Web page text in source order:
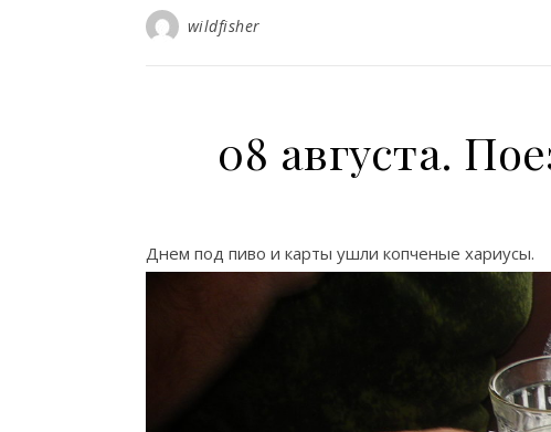
wildfisher
08 августа.
Днем под пиво и карты ушли копченые хариусы.